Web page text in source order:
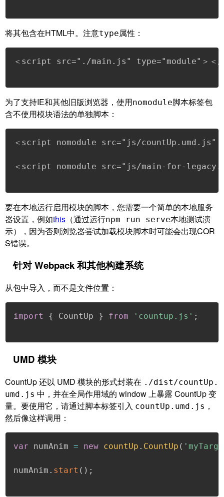
将其包含在HTML中。注意type属性：
＜script src="./main.js" type="module"＞＜
为了支持IE和其他旧版浏览器，使用nomodule脚本标签包
含不使用模块语法的单独脚本：
＜script nomodule src="js/countUp.umd.js"
＜script nomodule src="js/main-for-
要在本地运行启用模块的脚本，您需要一个简单的本地服务
器设置，例如this （通过运行npm run serve本地测试演
示），因为否则浏览器尝试加载模块脚本时可能会出现COR
S错误。
针对 Webpack 和其他构建系统
从包中导入，而不是文件位置：
import { CountUp } from 'countup.js' ;
UMD 模块
CountUp 还以 UMD 模块的形式封装在 ./dist/countUp.
umd.js 中，并在全局作用域的 window 上暴露 CountUp 变
量。要使用它，请通过脚本标签引入 countUp.umd.js ，
然后像这样调用：
var numAnim = new countUp . CountUp (
numAnim . start ( ) ;